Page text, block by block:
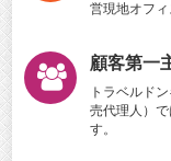
営現地オフィ
顧客第一
トラベルド
売代理人）
す。